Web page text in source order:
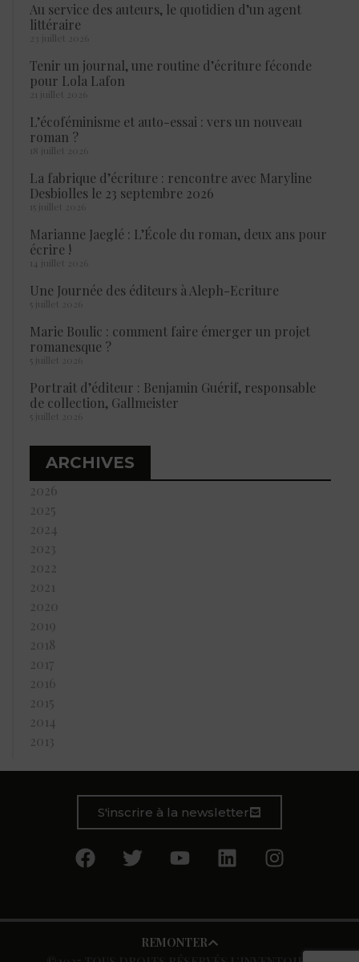
Au service des auteurs, le quotidien d’un agent
littéraire
23 juillet 2026
Tenir un journal, une routine d’écriture féconde
pour Lola Lafon
21 juillet 2026
L’écoféminisme et auto-essai : vers un nouveau
roman ?
18 juillet 2026
La fabrique d’écriture : rencontre avec Maryline
Desbiolles le 23 septembre 2026
15 juillet 2026
Marianne Jaeglé : L’École du roman, deux ans pour
écrire !
14 juillet 2026
Une Journée des éditeurs à Aleph-Ecriture
5 juillet 2026
Marie Boulic : comment faire émerger un projet
romanesque ?
5 juillet 2026
Portrait d’éditeur : Benjamin Guérif, responsable
de collection, Gallmeister
5 juillet 2026
ARCHIVES
2026
2025
2024
2023
2022
2021
2020
2019
2018
2017
2016
2015
2014
2013
S'inscrire à la newsletter
REMONTER